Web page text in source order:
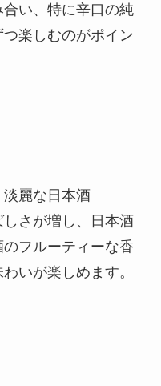
い、特に辛口の純
楽しむのがポイン
麗な日本酒
さが増し、日本酒
フルーティーな香
いが楽しめます。